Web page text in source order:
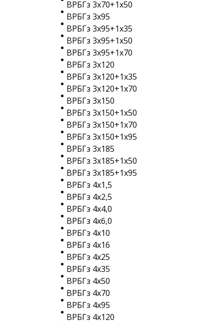
ВРБГз 3х70+1х50
ВРБГз 3х95
ВРБГз 3х95+1х35
ВРБГз 3х95+1х50
ВРБГз 3х95+1х70
ВРБГз 3х120
ВРБГз 3х120+1х35
ВРБГз 3х120+1х70
ВРБГз 3х150
ВРБГз 3х150+1х50
ВРБГз 3х150+1х70
ВРБГз 3х150+1х95
ВРБГз 3х185
ВРБГз 3х185+1х50
ВРБГз 3х185+1х95
ВРБГз 4х1,5
ВРБГз 4х2,5
ВРБГз 4х4,0
ВРБГз 4х6,0
ВРБГз 4х10
ВРБГз 4х16
ВРБГз 4х25
ВРБГз 4х35
ВРБГз 4х50
ВРБГз 4х70
ВРБГз 4х95
ВРБГз 4х120